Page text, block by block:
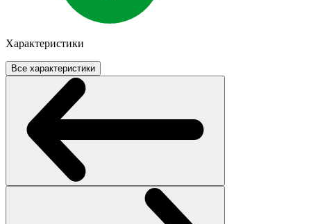
Характеристики
Все характеристики